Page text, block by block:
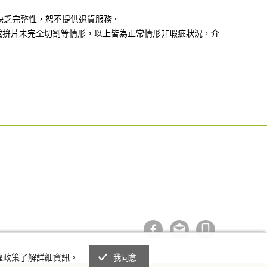
完整性，恕不提供退貨服務。
片未完全切割等情形，以上皆為正常情形非瑕疵狀況，介
策了解詳細資訊。 我同意